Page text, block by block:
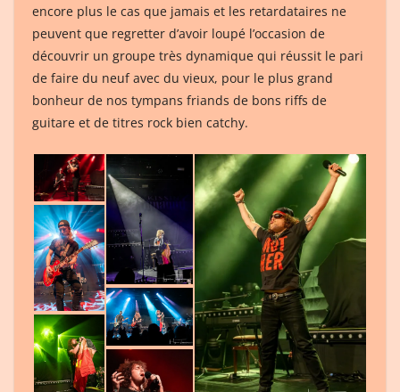
encore plus le cas que jamais et les retardataires ne
peuvent que regretter d’avoir loupé l’occasion de
découvrir un groupe très dynamique qui réussit le pari
de faire du neuf avec du vieux, pour le plus grand
bonheur de nos tympans friands de bons riffs de
guitare et de titres rock bien catchy.